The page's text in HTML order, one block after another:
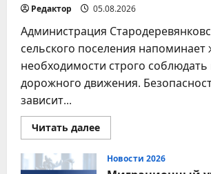
Редактор 05.08.2026
Администрация
сельского поселения напоминает
необходимости строго соблюдать
дорожного движения.
зависит...
Читать далееПрочитать
больше
Соблюдение
правил
Новости 2026